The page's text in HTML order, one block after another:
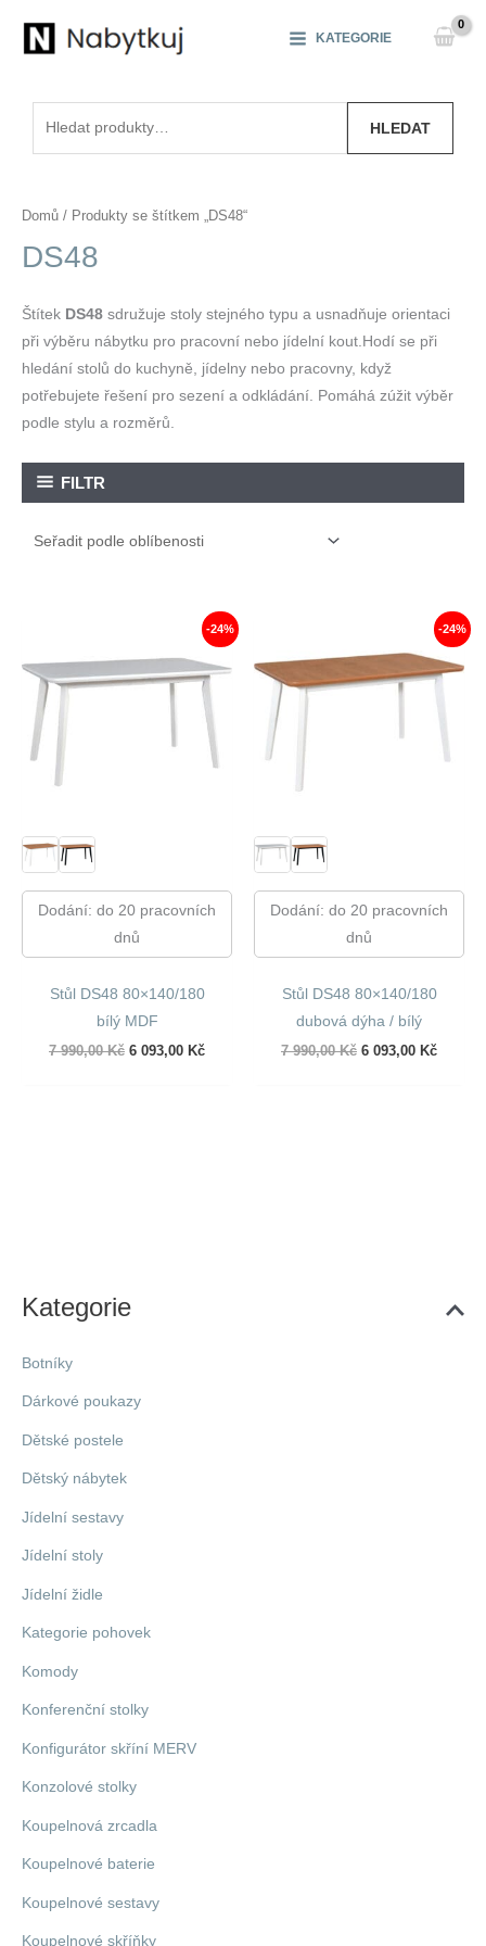
KATEGORIE
HLEDAT
Kategorie
Botníky
Dárkové poukazy
Dětské postele
Dětský nábytek
Jídelní sestavy
Jídelní stoly
Jídelní židle
Kategorie pohovek
Komody
Konferenční stolky
Konfigurátor skříní MERV
Konzolové stolky
Koupelnová zrcadla
Koupelnové baterie
Koupelnové sestavy
Koupelnové skříňky
Domů / Produkty se štítkem „DS48“
DS48
Štítek DS48 sdružuje stoly stejného typu a usnadňuje orientaci
při výběru nábytku pro pracovní nebo jídelní kout.Hodí se při
hledání stolů do kuchyně, jídelny nebo pracovny, když
potřebujete řešení pro sezení a odkládání. Pomáhá zúžit výběr
podle stylu a rozměrů.
FILTR
-24%
Dodání: do 20 pracovních
dnů
Stůl DS48 80×140/180
bílý MDF
7 990,00Kč Původní
6 093,00 KčAktuální
-24%
Dodání: do 20 pracovních
dnů
Stůl DS48 80×140/180
dubová dýha / bílý
7 990,00Kč Původní
6 093,00 Kč